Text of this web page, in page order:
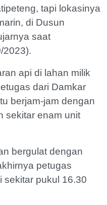
tapi lokasinya
di Dusun
saat
2023).
api di lahan milik
dari Damkar
berjam-jam dengan
sekitar enam unit
bergulat dengan
petugas
sekitar pukul 16.30